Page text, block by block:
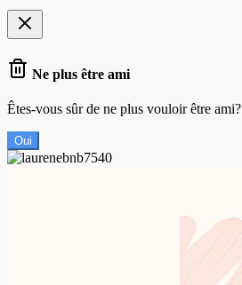
Ne plus être ami
Êtes-vous sûr de ne plus vouloir être ami?
Oui